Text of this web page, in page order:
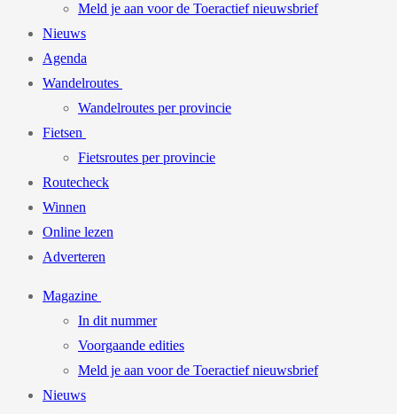
Meld je aan voor de Toeractief nieuwsbrief
Nieuws
Agenda
Wandelroutes
Wandelroutes per provincie
Fietsen
Fietsroutes per provincie
Routecheck
Winnen
Online lezen
Adverteren
Magazine
In dit nummer
Voorgaande edities
Meld je aan voor de Toeractief nieuwsbrief
Nieuws